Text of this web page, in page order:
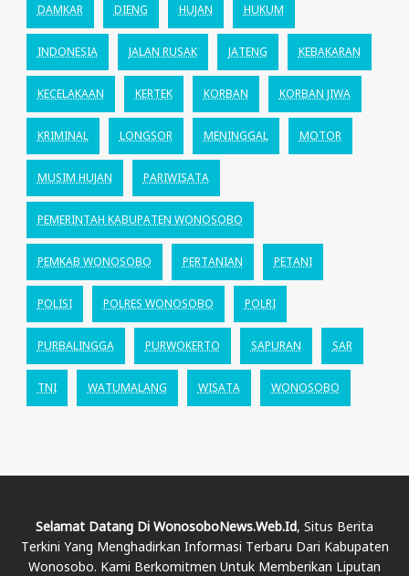
DAMKAR DIENG HUJAN HUKUM
INDONESIA JALAN RUSAK JATENG KEBAKARAN
KECELAKAAN KERTEK KORBAN KORBAN JIWA
KRIMINAL LONGSOR MENINGGAL MOTOR
MUSIM HUJAN PARIWISATA
PEMERINTAH KABUPATEN WONOSOBO
PEMKAB WONOSOBO PERTANIAN PETANI
POLISI POLRES WONOSOBO POLRI
PURBALINGGA PURWOKERTO SAPURAN SAR
TNI WATUMALANG WISATA WONOSOBO
Selamat Datang Di WonosoboNews.web.id, Situs Berita
Terkini Yang Menghadirkan Informasi Terbaru Dari Kabupaten
Wonosobo. Kami Berkomitmen Untuk Memberikan Liputan